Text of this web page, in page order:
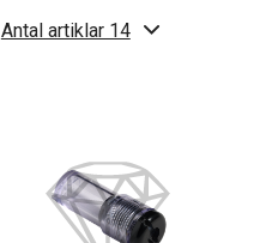
Antal artiklar 14